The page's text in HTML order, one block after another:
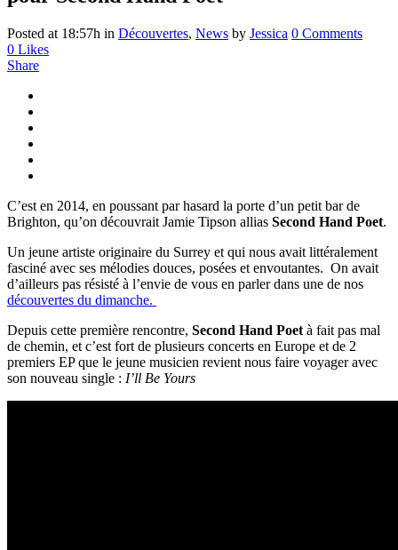
Posted at 18:57h in Découvertes, News by Jessica 0 Comments
0 Likes
Share
C’est en 2014, en poussant par hasard la porte d’un petit bar de
Brighton, qu’on découvrait Jamie Tipson allias Second Hand Poet.
Un jeune artiste originaire du Surrey et qui nous avait littéralement
fasciné avec ses mélodies douces, posées et envoutantes. On avait
d’ailleurs pas résisté à l’envie de vous en parler dans une de nos
découvertes du dimanche.
Depuis cette première rencontre, Second Hand Poet à fait pas mal
de chemin, et c’est fort de plusieurs concerts en Europe et de 2
premiers EP que le jeune musicien revient nous faire voyager avec
son nouveau single : I’ll Be Yours